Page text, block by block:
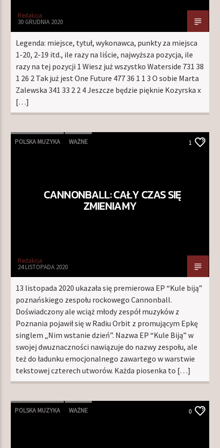
Redakcja
30 GRUDNIA 2020
Legenda: miejsce, tytuł, wykonawca, punkty za miejsca
1-20, 2-19 itd., ile razy na liście, najwyższa pozycja, ile
razy na tej pozycji 1 Wiesz już wszystko Waterside 731 38
1 26 2 Tak już jest One Future 477 36 1 1 3 O sobie Marta
Zalewska 341 33 2 2 4 Jeszcze będzie pięknie Kozyrska x
[…]
POLSKA MUZYKA WAŻNE 1
CANNONBALL: CAŁY CZAS SIĘ
ZMIENIAMY
Redakcja
24 LISTOPADA 2020
13 listopada 2020 ukazała się premierowa EP “Kule biją”
poznańskiego zespołu rockowego Cannonball.
Doświadczony ale wciąż młody zespół muzyków z
Poznania pojawił się w Radiu Orbit z promującym Epkę
singlem „Nim wstanie dzień”. Nazwa EP “Kule Biją” w
swojej dwuznaczności nawiązuje do nazwy zespołu, ale
też do ładunku emocjonalnego zawartego w warstwie
tekstowej czterech utworów. Każda piosenka to […]
POLSKA MUZYKA WAŻNE 0